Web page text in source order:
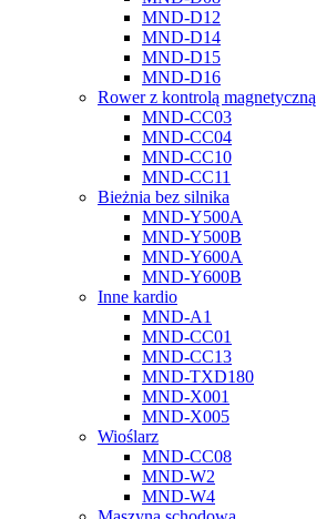
MND-D12
MND-D14
MND-D15
MND-D16
Rower z kontrolą magnetyczną
MND-CC03
MND-CC04
MND-CC10
MND-CC11
Bieżnia bez silnika
MND-Y500A
MND-Y500B
MND-Y600A
MND-Y600B
Inne kardio
MND-A1
MND-CC01
MND-CC13
MND-TXD180
MND-X001
MND-X005
Wioślarz
MND-CC08
MND-W2
MND-W4